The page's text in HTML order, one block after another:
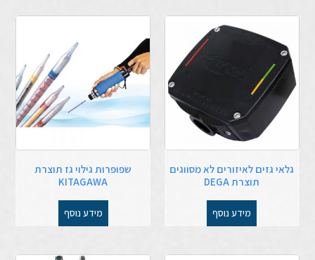
גלאי גזים לאיזורים לא מסווגים
תוצרת DEGA
מידע נוסף
שפופרות גילוי גז תוצרת
KITAGAWA
מידע נוסף